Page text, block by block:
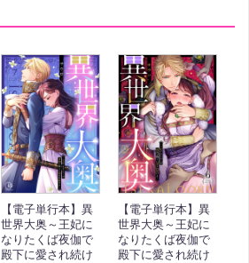
【電子単行本】異
世界大奥～王妃に
なりたくば夜伽で
殿下に愛され続け
【電子単行本】異
世界大奥～王妃に
なりたくば夜伽で
殿下に愛され続け